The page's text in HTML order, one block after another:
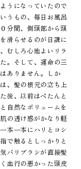
うになっていたので
うもの、毎日お風呂
分間、側頭部から頭
滑らせるのが日課に
むしろ心地よいリラ
。そして、運命の三
ありません。しか
、髪の根元の立ち上
後、以前はぺたんと
自然なボリュームを
の透け感がかなり軽
本一本にハリとコシ
で触るとしっかりと
バリブラシが直接髪
血行の悪かった頭皮